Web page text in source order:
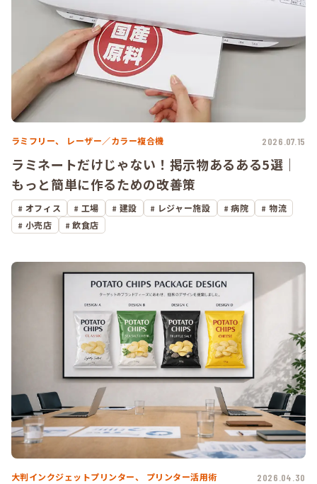
ラミフリー、 レーザー／カラー複合機 2026.07.15
ラミネートだけじゃない！掲示物あるある5選｜
もっと簡単に作るための改善策
オフィス 工場 建設 レジャー施設 病院
物流
小売店
飲食店
大判インクジェットプリンター、 プリンター活用術 2026.04.30